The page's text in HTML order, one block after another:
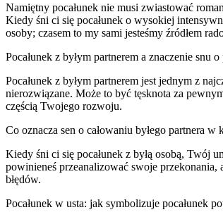
Namiętny pocałunek nie musi zwiastować
Kiedy śni ci się pocałunek o wysokiej
osoby; czasem to my sami jesteśmy źródłem
Pocałunek z byłym partnerem a znaczenie snu
Pocałunek z byłym partnerem jest jednym z
nierozwiązane. Może to być tęsknota za
częścią Twojego rozwoju.
Co oznacza sen o całowaniu byłego partnera w
Kiedy śni ci się pocałunek z byłą osobą, Twój
powinieneś przeanalizować swoje przekonania,
błędów.
Pocałunek w usta: jak symbolizuje pocałunek